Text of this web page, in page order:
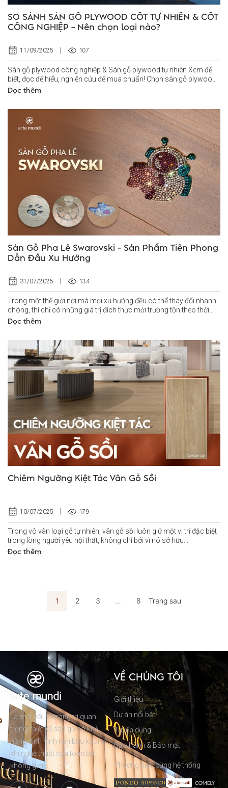
SO SÁNH SÀN GỖ PLYWOOD CỐT TỰ NHIÊN & CỐT
CÔNG NGHIỆP – Nên chọn loại nào?
11/09/2025 107
Sàn gỗ plywood công nghiệp & Sàn gỗ plywood tự nhiên Xem để
biết, đọc để hiểu, nghiên cứu để mua chuẩn! Chọn sàn gỗ plywood
cốt tự nhiên hay...
Đọc thêm
Sàn Gỗ Pha Lê Swarovski – Sản Phẩm Tiên Phong
Dẫn Đầu Xu Hướng
31/07/2025 134
Trong một thế giới nơi mà mọi xu hướng đều có thể thay đổi nhanh
chóng, thì chỉ có những giá trị đích thực mới trường tồn theo thời
gian...
Đọc thêm
Chiêm Ngưỡng Kiệt Tác Vân Gỗ Sồi
10/07/2025 179
Trong vô vàn loại gỗ tự nhiên, vân gỗ sồi luôn giữ một vị trí đặc biệt
trong lòng người yêu nội thất, không chỉ bởi vì nó sở hữu...
Đọc thêm
1 2 3 … 8 Trang sau
Là một yếu tố trang trí quan
trọng, thiết kế sàn gỗ có khả
năng định hình nên bầu không
khí nghệ thuật của toàn bộ
không gian.
VỀ CHÚNG TÔI
Giới thiệu
Dự án nổi bật
Tuyển dụng
Bảo hành & Bảo mật
Thương hiệu cùng hệ thống